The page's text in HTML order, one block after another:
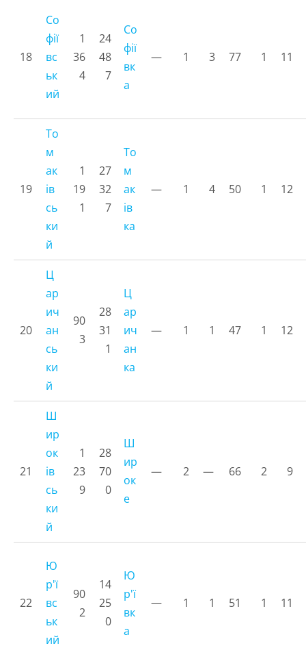
18
Со
фії
вс
ьк
ий
1
36
4
24
48
7
Со
фії
вк
а
— 1 3 77 1 11
19
То
м
ак
ів
сь
ки
й
1
19
1
27
32
7
То
м
ак
ів
ка
— 1 4 50 1 12
20
Ц
ар
ич
ан
сь
ки
й
90
3
28
31
1
Ц
ар
ич
ан
ка
— 1 1 47 1 12
21
Ш
ир
ок
ів
сь
ки
й
1
23
9
28
70
0
Ш
ир
ок
е
— 2 — 66 2 9
22
Ю
р'ї
вс
ьк
ий
90
2
14
25
0
Ю
р'ї
вк
а
— 1 1 51 1 11